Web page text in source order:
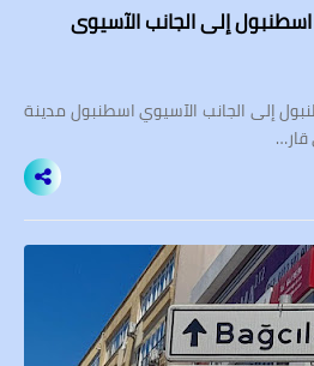
إلى الجانب الآسيوي
إلى الجانب الآسيوي اسطنبول مدينة